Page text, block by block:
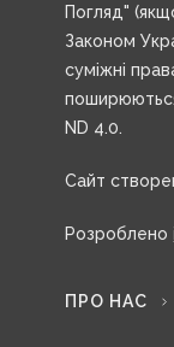
Погляд"
Законом
суміжні
поширюються
ND 4.0.
Сайт
Розроблено
ПРО НАС